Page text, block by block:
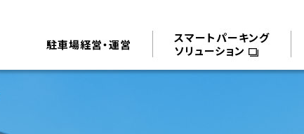
駐車場経営・運営
スマートパーキング
ソリューション